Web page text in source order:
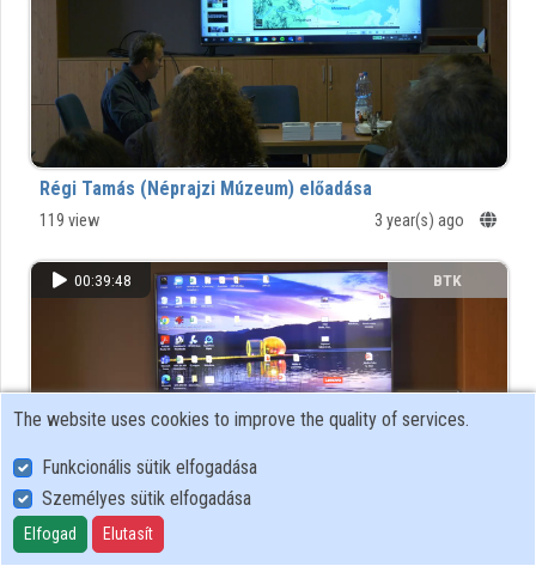
Organization playlists
Organizations
Contributors
Régi Tamás (Néprajzi Múzeum) előadása
119 view 3 year(s) ago
00:39:48 BTK
Sárkány Mihály (ELKH BTK) előadása
The website uses cookies to improve the quality of services.
Funkcionális sütik elfogadása
Személyes sütik elfogadása
Elfogad Elutasít